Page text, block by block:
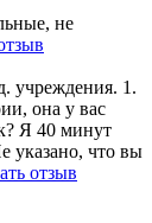
не
учреждения. 1.
она у вас
Я 40 минут
указано, что вы
отзыв